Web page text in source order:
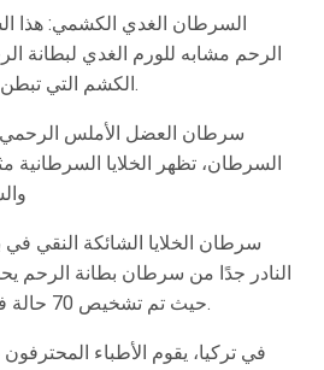
السرطان الغدي الكشمي: هذا
الرحم مشابه للورم الغدي لبطانة
الكشم التي تبطن الطبقة الخارجية للرحم.
سرطان العضل الأملس الرحمي:
السرطان، تظهر الخلايا
سرطان الخلايا الشائكة النقي
النادر جدًا من سرطان بطانة الرحم
حيث تم تشخيص 70 حالة فقط على مستوى العالم.
في تركيا، يقوم الأطباء المحترفون